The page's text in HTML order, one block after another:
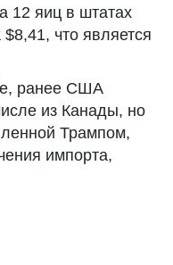
12 яиц в штатах
что является
ранее США
из Канады, но
Трампом,
импорта,